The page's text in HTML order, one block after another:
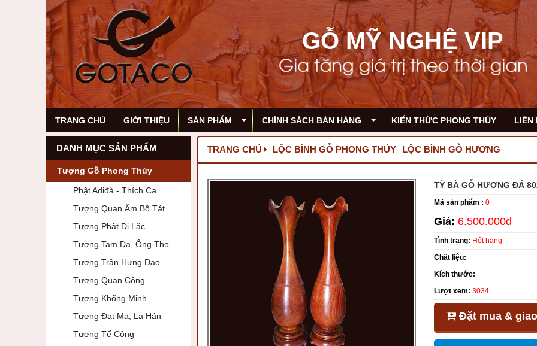
GỖ MỸ NGHỆ VIP
TRANG CHỦ GIỚI THIỆU SẢN PHẨM CHÍNH SÁCH BÁN HÀNG KIẾN THỨC PHONG THỦY LIÊN
DANH MỤC SẢN PHẨM
Tượng Gỗ Phong Thủy
Phật Adiđà - Thích Ca
Tượng Quan Âm Bồ Tát
Tượng Phật Di Lặc
Tượng Tam Đa, Ông Thọ
Tượng Trần Hưng Đạo
Tượng Quan Công
Tượng Khổng Minh
Tượng Đạt Ma, La Hán
Tượng Tế Công
TRANG CHỦ LỘC BÌNH GỖ PHONG THỦY LỘC BÌNH GỖ HƯƠNG
TỲ BÀ GỖ HƯƠNG ĐÁ
Mã sản phẩm : 0
Giá: 6.500.000đ
Tình trạng: Hết hàng
Chất liệu:
Kích thước:
Lượt xem: 3034
Đặt mua &